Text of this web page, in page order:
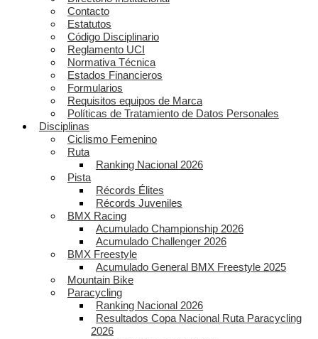
Contacto
Estatutos
Código Disciplinario
Reglamento UCI
Normativa Técnica
Estados Financieros
Formularios
Requisitos equipos de Marca
Políticas de Tratamiento de Datos Personales
Disciplinas
Ciclismo Femenino
Ruta
Ranking Nacional 2026
Pista
Récords Élites
Récords Juveniles
BMX Racing
Acumulado Championship 2026
Acumulado Challenger 2026
BMX Freestyle
Acumulado General BMX Freestyle 2025
Mountain Bike
Paracycling
Ranking Nacional 2026
Resultados Copa Nacional Ruta Paracycling
2026